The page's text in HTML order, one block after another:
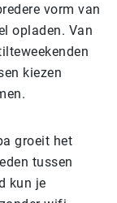
vorm van
opladen. Van
kiezen
groeit het
tussen
kun je